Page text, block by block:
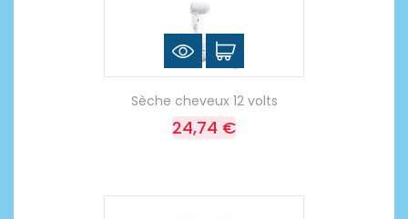
Sèche cheveux 12 volts
24,74 €